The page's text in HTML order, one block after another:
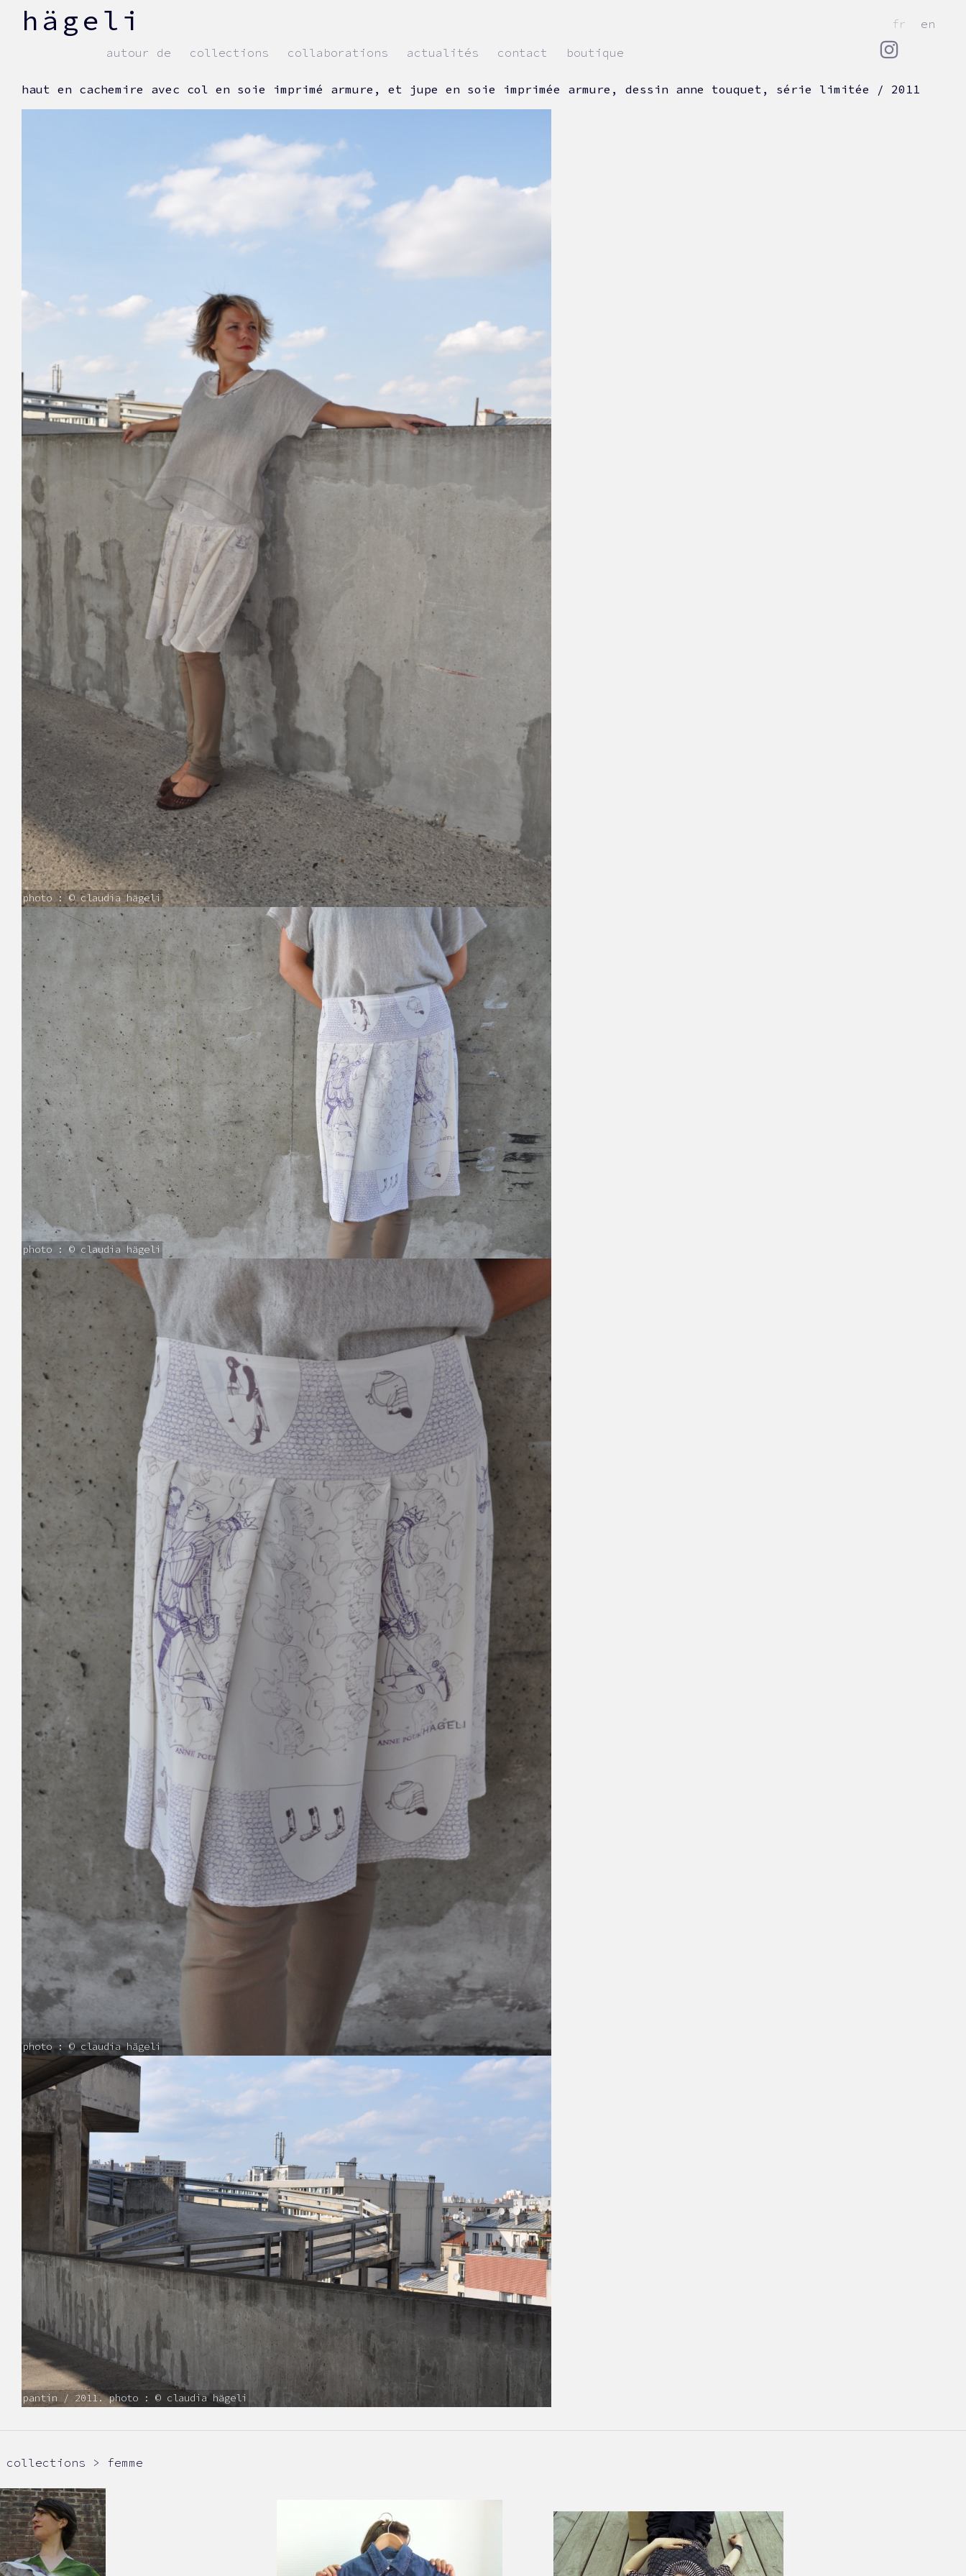
skiphägeli
autour de collections collaborations actualités contact boutique
fr en
haut en cachemire avec col en soie imprimé armure, et jupe en soie imprimée armure, dessin anne touquet, série limitée / 2011
photo : © claudia hägeli
photo : © claudia hägeli
photo : © claudia hägeli
pantin / 2011. photo : © claudia hägeli
collections > femme